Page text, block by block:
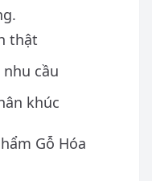
thật
cầu
khúc
Gỗ Hóa